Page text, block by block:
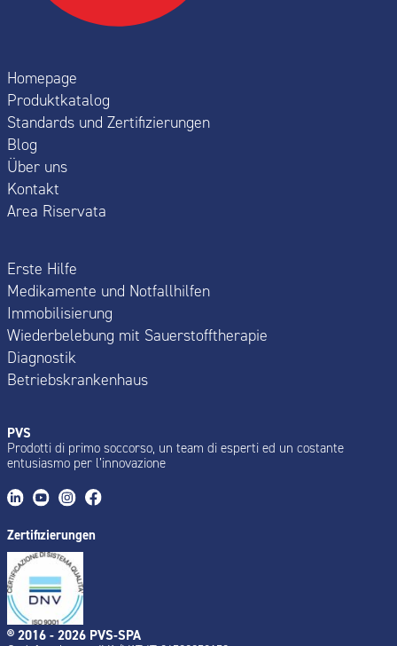
Homepage
Produktkatalog
Standards und Zertifizierungen
Blog
Über uns
Kontakt
Area Riservata
Erste Hilfe
Medikamente und Notfallhilfen
Immobilisierung
Wiederbelebung mit Sauerstofftherapie
Diagnostik
Betriebskrankenhaus
PVS
Prodotti di primo soccorso, un team di esperti ed un costante
entusiasmo per l’innovazione
Zertifizierungen
® 2016 - 2026 PVS-SPA